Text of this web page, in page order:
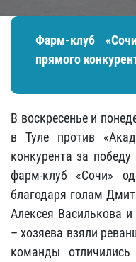
Фарм-клуб
прямого
В воскресенье и
в Туле против
конкурента за
фарм-клуб «Сочи»
благодаря голам
Алексея Василькова
– хозяева взяли
команды